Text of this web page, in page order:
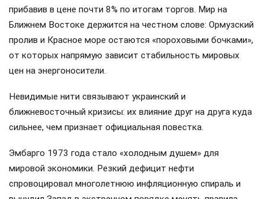
прибавив в цене почти 8% по итогам торгов. Мир на
Ближнем Востоке держится на честном слове: Ормузский
пролив и Красное море остаются «пороховыми бочками»,
от которых напрямую зависит стабильность мировых
цен на энергоносители.
Невидимые нити связывают украинский и
ближневосточный кризисы: их влияние друг на друга куда
сильнее, чем признает официальная повестка.
Эмбарго 1973 года стало «холодным душем» для
мировой экономики. Резкий дефицит нефти
спровоцировал многолетнюю инфляционную спираль и